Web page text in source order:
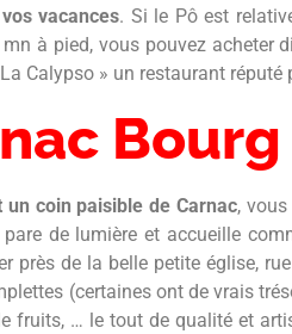
vacances. Si le Pô est
à pied, vous pouvez acheter
Calypso » un restaurant
Bourg
un coin paisible de Carnac, vous
pare de lumière et accueille
près de la belle petite église,
(certaines ont de vrais
fruits, … le tout de qualité et